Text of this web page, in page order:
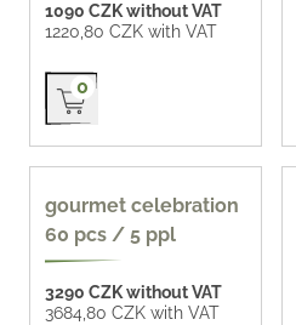
1090 CZK without VAT
1220,80 CZK with VAT
Přidat do košíku
0
gourmet celebration
60 pcs / 5 ppl
3290 CZK without VAT
3684,80 CZK with VAT